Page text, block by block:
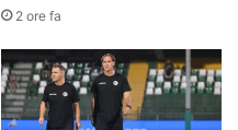
2 ore fa